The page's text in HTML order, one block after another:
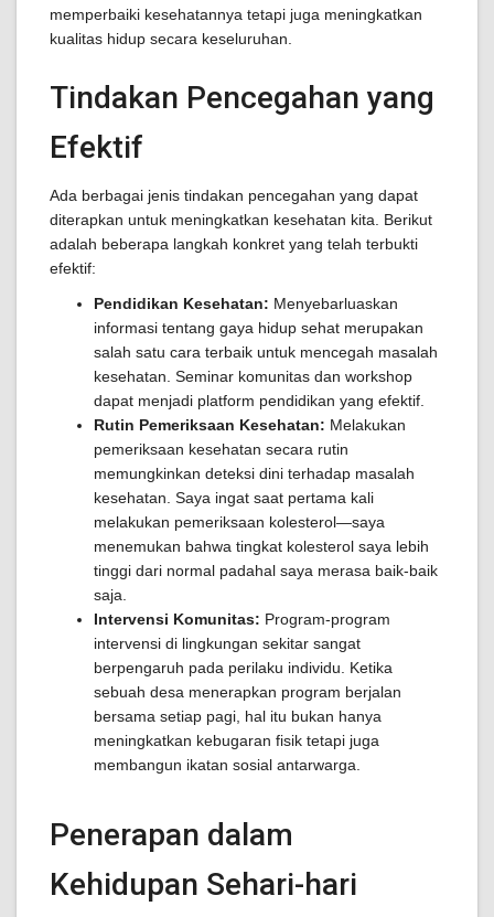
memperbaiki kesehatannya tetapi juga meningkatkan
kualitas hidup secara keseluruhan.
Tindakan Pencegahan yang
Efektif
Ada berbagai jenis tindakan pencegahan yang dapat
diterapkan untuk meningkatkan kesehatan kita. Berikut
adalah beberapa langkah konkret yang telah terbukti
efektif:
Pendidikan Kesehatan: Menyebarluaskan
informasi tentang gaya hidup sehat merupakan
salah satu cara terbaik untuk mencegah masalah
kesehatan. Seminar komunitas dan workshop
dapat menjadi platform pendidikan yang efektif.
Rutin Pemeriksaan Kesehatan: Melakukan
pemeriksaan kesehatan secara rutin
memungkinkan deteksi dini terhadap masalah
kesehatan. Saya ingat saat pertama kali
melakukan pemeriksaan kolesterol—saya
menemukan bahwa tingkat kolesterol saya lebih
tinggi dari normal padahal saya merasa baik-baik
saja.
Intervensi Komunitas: Program-program
intervensi di lingkungan sekitar sangat
berpengaruh pada perilaku individu. Ketika
sebuah desa menerapkan program berjalan
bersama setiap pagi, hal itu bukan hanya
meningkatkan kebugaran fisik tetapi juga
membangun ikatan sosial antarwarga.
Penerapan dalam
Kehidupan Sehari-hari